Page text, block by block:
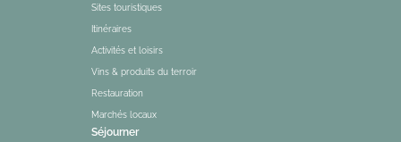
Sites touristiques
Itinéraires
Activités et loisirs
Vins & produits du terroir
Restauration
Marchés locaux
Séjourner